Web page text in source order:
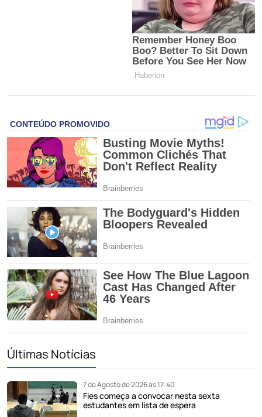
Últimas Notícias
7 de Agosto de 2026 às 17:40
Fies começa a convocar nesta sexta
estudantes em lista de espera